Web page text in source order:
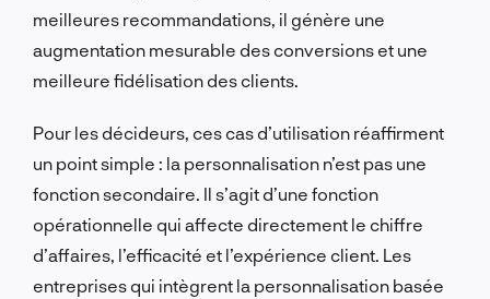
meilleures recommandations, il génère une
augmentation mesurable des conversions et une
meilleure fidélisation des clients.
Pour les décideurs, ces cas d’utilisation réaffirment
un point simple : la personnalisation n’est pas une
fonction secondaire. Il s’agit d’une fonction
opérationnelle qui affecte directement le chiffre
d’affaires, l’efficacité et l’expérience client. Les
entreprises qui intègrent la personnalisation basée